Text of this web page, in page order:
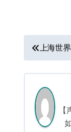
文
章
导
航
上海世